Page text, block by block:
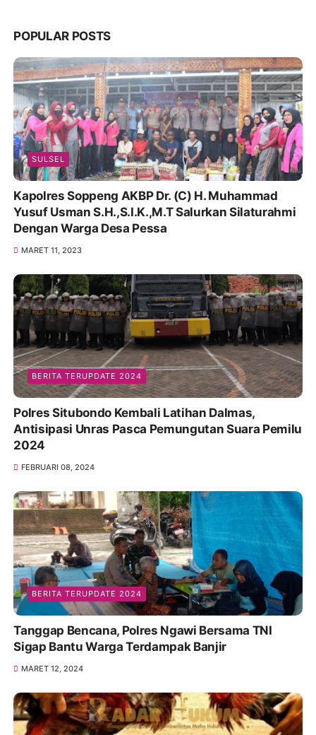
POPULAR POSTS
SULSEL
Kapolres Soppeng AKBP Dr. (C) H. Muhammad
Yusuf Usman S.H.,S.I.K.,M.T Salurkan Silaturahmi
Dengan Warga Desa Pessa
MARET 11, 2023
BERITA TERUPDATE 2024
Polres Situbondo Kembali Latihan Dalmas,
Antisipasi Unras Pasca Pemungutan Suara Pemilu
2024
FEBRUARI 08, 2024
BERITA TERUPDATE 2024
Tanggap Bencana, Polres Ngawi Bersama TNI
Sigap Bantu Warga Terdampak Banjir
MARET 12, 2024